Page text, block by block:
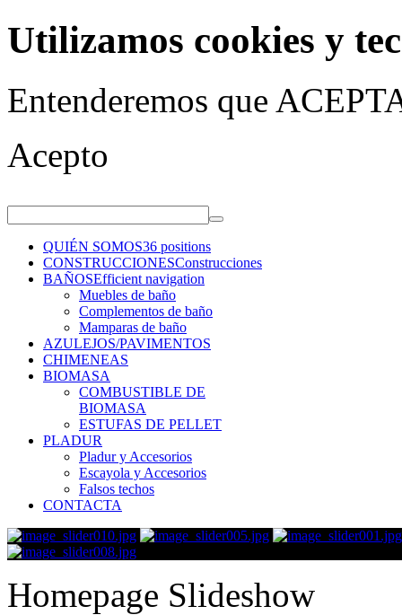
Utilizamos cookies y
Entenderemos que
Acepto
QUIÉN SOMOS36 positions
CONSTRUCCIONESConstrucciones
BAÑOSEfficient navigation
Muebles de baño
Complementos de baño
Mamparas de baño
AZULEJOS/PAVIMENTOS
CHIMENEAS
BIOMASA
COMBUSTIBLE DE
BIOMASA
ESTUFAS DE PELLET
PLADUR
Pladur y Accesorios
Escayola y Accesorios
Falsos techos
CONTACTA
Homepage Slideshow